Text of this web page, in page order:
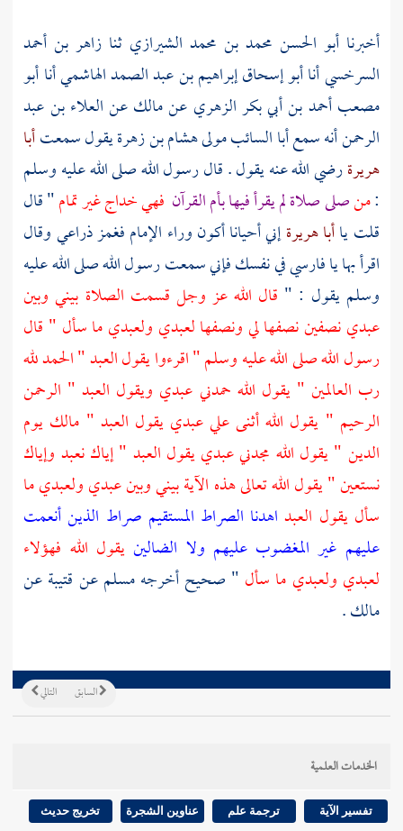
أخبرناأبو الحسن محمد بن محمد الشيرازي ثنا زاهر بن أحمد
السرخسيأناأبو إسحاق إبراهيم بن عبد الصمد الهاشميأناأبو
مصعب أحمد بن أبي بكر الزهري عنمالكعنالعلاء بن عبد
الرحمنأنه سمعأبا السائب مولى هشام بن زهرةيقول سمعتأبا
هريرةرضي الله عنه يقول . قال رسول الله صلى الله عليه وسلم
:منصلى صلاة لم يقرأ فيها بأم القرآن فهي خداج غير تمام" قال
قلت ياأبا هريرةإني أحيانا أكون وراء الإمام فغمز ذراعي وقال
اقرأ بها يا فارسي في نفسك فإني سمعت رسول الله صلى الله عليه
وسلم يقول : " قال الله عز وجل قسمت الصلاة بيني وبين
عبدي نصفين نصفها لي ونصفها لعبدي ولعبدي ما سأل " قال
رسول الله صلى الله عليه وسلم " اقرءوا يقول العبد " الحمد لله
رب العالمين " يقول الله حمدني عبدي ويقول العبد " الرحمن
الرحيم " يقول الله أثنى علي عبدي يقول العبد " مالك يوم
الدين " يقول الله مجدني عبدي يقول العبد " إياك نعبد وإياك
نستعين " يقول الله تعالى هذه الآية بيني وبين عبدي ولعبدي ما
سأل يقول العبد اهدنا الصراط المستقيم صراط الذين أنعمت
عليهم غير المغضوب عليهم ولا الضالينيقول الله فهؤلاء
لعبدي ولعبدي ما سأل " صحيح أخرجهمسلمعن قتيبةعن
مالك.
التالي السابق
الخدمات العلمية
تفسير الآية ترجمة علم عناوين الشجرة تخريج حديث